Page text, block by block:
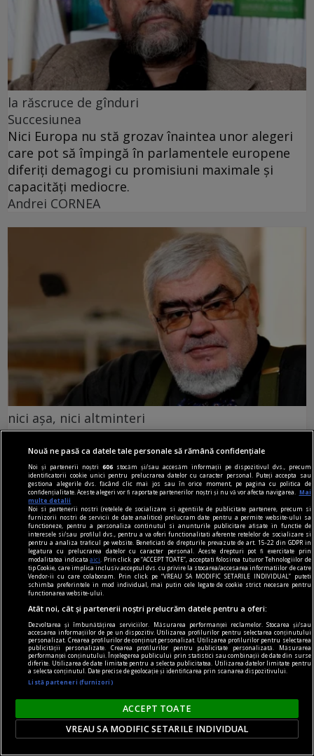
la răscruce de gînduri
Succesiunea
Nici Europa nu stă grozav înaintea unor alegeri
care pot să împingă în parlamentele europene
diferiți demagogi cu promisiuni maximale și
capacități mediocre.
Andrei CORNEA
nici așa, nici altminteri
Cum trebuie să fie un președinte
Nu cred în nici o campanie electorală construită
pe negativitate, pe agresiune, pe obsesii strict
individuale.
Andrei PLEŞU
axa dus-întors
Avram Iancu – 200
Și totuși, posteritatea lui este impresionantă și
Nouă ne pasă ca datele tale personale să rămână confidențiale
Noi și partenerii noștri606 stocăm și/sau accesăm informații pe dispozitivul dvs., precum
identificatorii cookie unici pentru prelucrarea datelor cu caracter personal. Puteți accepta sau
gestiona alegerile dvs. făcând clic mai jos sau în orice moment, pe pagina cu politica de
confidențialitate. Aceste alegeri vor fi raportate partenerilor noștri și nu vă vor afecta navigarea.
Mai
multe detalii
Noi si partenerii nostri (retelele de socializare si agentiile de publicitate partenere, precum si
furnizorii nostri de servicii de date analitice) prelucram date pentru a permite website-ului sa
functioneze, pentru a personaliza continutul si anunturile publicitare afisate in functie de
interesele si/sau profilul dvs., pentru a va oferi functionalitati aferente retelelor de socializare si
pentru a analiza traficul pe website. Beneficiati de drepturile prevazute de art. 15-22 din GDPR in
legatura cu prelucrarea datelor cu caracter personal. Aceste drepturi pot fi exercitate prin
modalitatea indicataaici
. Prin click pe “ACCEPT TOATE”, acceptati folosirea tuturor Tehnologiilor de
tip Cookie, care implica inclusiv acceptul dvs. cu privire la stocarea/accesarea informatiilor de catre
Vendor-ii cu care colaboram. Prin click pe “VREAU SA MODIFIC SETARILE INDIVIDUAL” puteti
schimba preferintele in mod individual, mai putin cele legate de cookie strict necesare pentru
functionarea website-ului.
Atât noi, cât și partenerii noștri prelucrăm datele pentru a oferi:
Dezvoltarea și îmbunătățirea serviciilor. Măsurarea performanței reclamelor. Stocarea și/sau
accesarea informațiilor de pe un dispozitiv. Utilizarea profilurilor pentru selectarea conținutului
personalizat. Crearea profilurilor de conținut personalizat. Utilizarea profilurilor pentru selectarea
publicității personalizate. Crearea profilurilor pentru publicitate personalizată. Măsurarea
performanței conținutului. Înțelegerea publicului prin statistici sau combinații de date din surse
diferite. Utilizarea de date limitate pentru a selecta publicitatea. Utilizarea datelor limitate pentru
a selecta conținutul. Date precise de geolocație și identificarea prin scanarea dispozitivului.
Listă parteneri (furnizori)
ACCEPT TOATE
VREAU SA MODIFIC SETARILE INDIVIDUAL